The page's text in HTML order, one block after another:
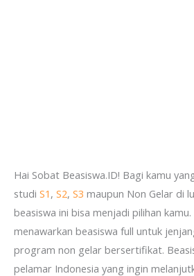
Hai Sobat Beasiswa.ID! Bagi kamu
studi S1 , S2, S3 maupun Non Gelar di
beasiswa ini bisa menjadi pilihan
menawarkan beasiswa full untuk
program non gelar bersertifikat.
pelamar Indonesia yang ingin